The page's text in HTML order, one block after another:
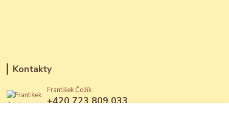
Kontakty
František Čožík
+420 723 809 033